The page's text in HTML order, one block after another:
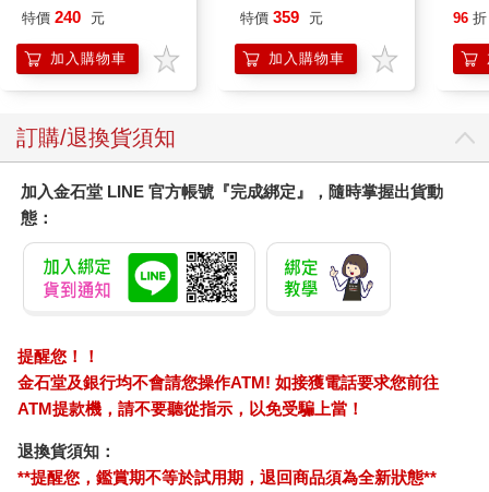
特價 240 元
加入購物車
IM00B11PK
特價 359 元
加入購物車
96 折
訂購/退換貨須知
加入金石堂 LINE 官方帳號『完成綁定』，隨時掌握出貨動
態：
提醒您！！
金石堂及銀行均不會請您操作ATM! 如接獲電話要求您前往
ATM提款機，請不要聽從指示，以免受騙上當！
退換貨須知：
**提醒您，鑑賞期不等於試用期，退回商品須為全新狀態**